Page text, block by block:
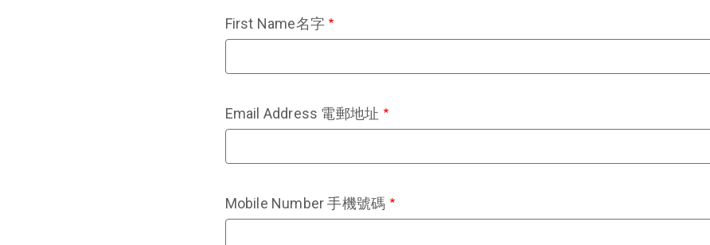
First Name名字
Email Address 電郵地址
Mobile Number 手機號碼